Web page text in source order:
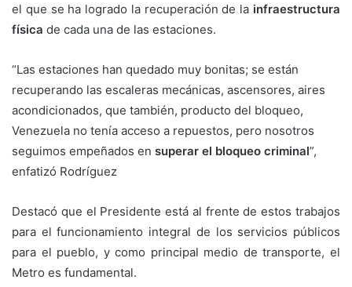
el que se ha logrado la recuperación de la infraestructura
física de cada una de las estaciones.
“Las estaciones han quedado muy bonitas; se están
recuperando las escaleras mecánicas, ascensores, aires
acondicionados, que también, producto del bloqueo,
Venezuela no tenía acceso a repuestos, pero nosotros
seguimos empeñados en superar el bloqueo criminal”,
enfatizó Rodríguez
Destacó que el Presidente está al frente de estos trabajos
para el funcionamiento integral de los servicios públicos
para el pueblo, y como principal medio de transporte, el
Metro es fundamental.